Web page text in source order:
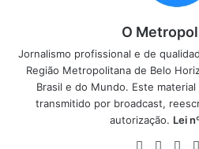
O
Jornalismo profissional e de
Região Metropolitana de Belo
Brasil e do Mundo. Este
transmitido por broadcast,
autorização. Lei
Website X